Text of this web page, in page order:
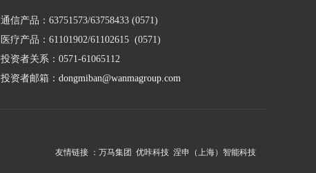
通信产品：63751573/63758433 (0571)
医疗产品：61101902/61102615 (0571)
投资者关系：0571-61065112
投资者邮箱： dongmiban@wanmagroup.com
友情链接 ： 万马集团 优咔科技 涅申（上海）智能科技